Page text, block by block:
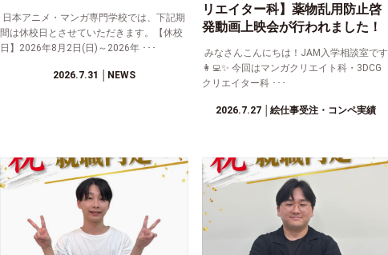
日本アニメ・マンガ専門学校では、下記期
間は休校日とさせていただきます。【休校
日】2026年8月2日(日)～2026年 ･･･
2026.7.31 │NEWS
リエイター科】薬物乱用防止啓
発動画上映会が行われました！
みなさんこんにちは！JAM入学相談室です
👩‍💻✨ 今回はマンガクリエイト科・3DCG
クリエイター科 ･･･
2026.7.27 │絵仕事受注・コンペ実績